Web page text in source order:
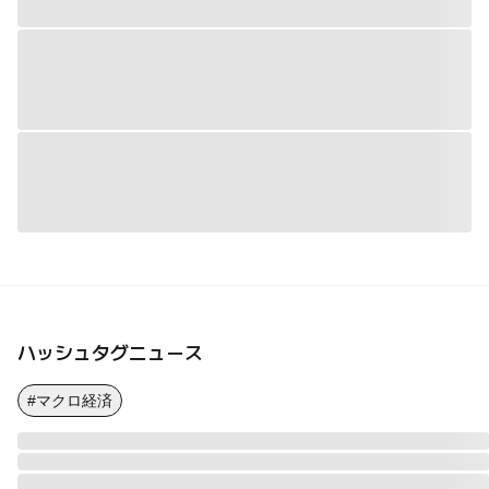
ハッシュタグニュース
#マクロ経済